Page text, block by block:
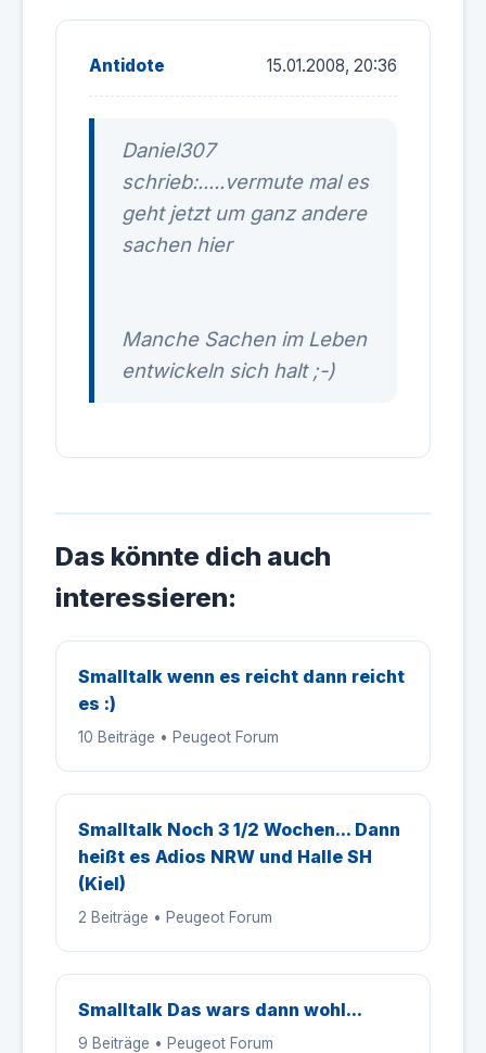
Antidote 15.01.2008, 20:36
Daniel307
schrieb:.....vermute mal es
geht jetzt um ganz andere
sachen hier
Manche Sachen im Leben
entwickeln sich halt ;-)
Das könnte dich auch
interessieren:
Smalltalk wenn es reicht dann reicht
es :)
10 Beiträge • Peugeot Forum
Smalltalk Noch 3 1/2 Wochen... Dann
heißt es Adios NRW und Halle SH
(Kiel)
2 Beiträge • Peugeot Forum
Smalltalk Das wars dann wohl...
9 Beiträge • Peugeot Forum